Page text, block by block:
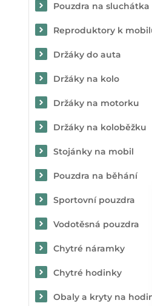
Pouzdra na sluchátka
Reproduktory k
Držáky do auta
Držáky na kolo
Držáky na motorku
Držáky na koloběžku
Stojánky na mobil
Pouzdra na běhání
Sportovní pouzdra
Vodotěsná pouzdra
Chytré náramky
Chytré hodinky
Obaly a kryty na